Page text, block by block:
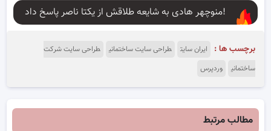
منوچهر هادی به شایعه طلاقش از یکتا ناصر پاسخ داد!
برچسب ها : ایران سایت طراحی سایت ساختمانی
طراحی سایت شرکت
ساختمانی
وردپرس
مطالب مرتبط